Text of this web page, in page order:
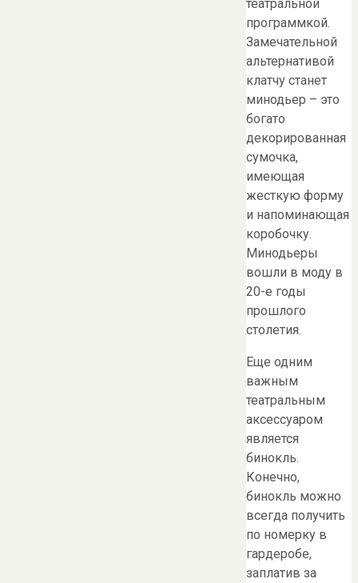
театральной
программкой.
Замечательной
альтернативой
клатчу станет
минодьер – это
богато
декорированная
сумочка,
имеющая
жесткую форму
и напоминающая
коробочку.
Минодьеры
вошли в моду в
20-е годы
прошлого
столетия.
Еще одним
важным
театральным
аксессуаром
является
бинокль.
Конечно,
бинокль можно
всегда получить
по номерку в
гардеробе,
заплатив за